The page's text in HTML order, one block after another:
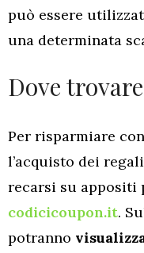
può essere
una determinata
Dove
Per risparmiare
l’acquisto dei
recarsi su appositi
codicicoupon.it.
potranno